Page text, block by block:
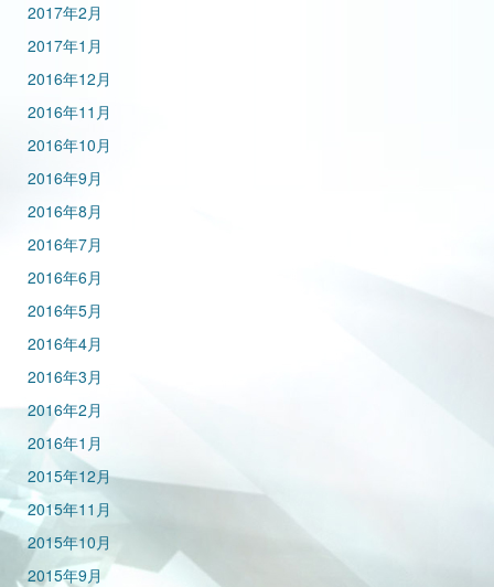
2017年2月
2017年1月
2016年12月
2016年11月
2016年10月
2016年9月
2016年8月
2016年7月
2016年6月
2016年5月
2016年4月
2016年3月
2016年2月
2016年1月
2015年12月
2015年11月
2015年10月
2015年9月